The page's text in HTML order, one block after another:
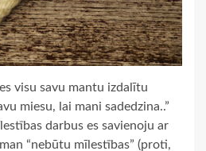
visu savu mantu izdalītu
miesu, lai mani sadedzina..”
darbus es savienoju ar
“nebūtu mīlestības” (proti,